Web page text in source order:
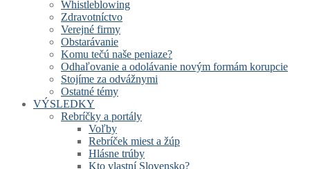
Whistleblowing
Zdravotníctvo
Verejné firmy
Obstarávanie
Komu tečú naše peniaze?
Odhaľovanie a odolávanie novým formám korupcie
Stojíme za odvážnymi
Ostatné témy
VÝSLEDKY
Rebríčky a portály
Voľby
Rebríček miest a žúp
Hlásne trúby
Kto vlastní Slovensko?